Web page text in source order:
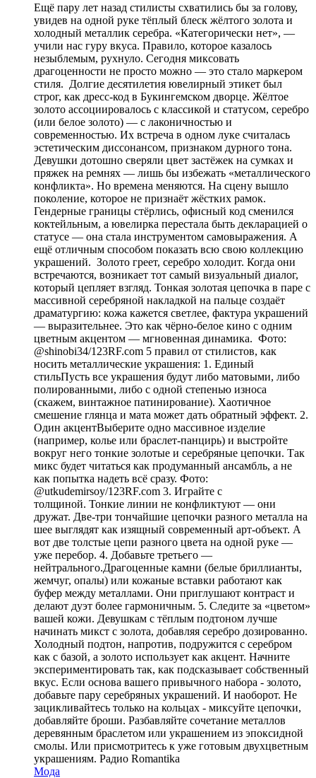
Ещё пару лет назад стилисты схватились бы за голову,
увидев на одной руке тёплый блеск жёлтого золота и
холодный металлик серебра. «Категорически нет», —
учили нас гуру вкуса. Правило, которое казалось
незыблемым, рухнуло. Сегодня миксовать
драгоценности не просто можно — это стало маркером
стиля. Долгие десятилетия ювелирный этикет был
строг, как дресс-код в Букингемском дворце. Жёлтое
золото ассоциировалось с классикой и статусом, серебро
(или белое золото) — с лаконичностью и
современностью. Их встреча в одном луке считалась
эстетическим диссонансом, признаком дурного тона.
Девушки дотошно сверяли цвет застёжек на сумках и
пряжек на ремнях — лишь бы избежать «металлического
конфликта». Но времена меняются. На сцену вышло
поколение, которое не признаёт жёстких рамок.
Гендерные границы стёрлись, офисный код сменился
коктейльным, а ювелирка перестала быть декларацией о
статусе — она стала инструментом самовыражения. А
ещё отличным способом показать всю свою коллекцию
украшений. Золото греет, серебро холодит. Когда они
встречаются, возникает тот самый визуальный диалог,
который цепляет взгляд. Тонкая золотая цепочка в паре с
массивной серебряной накладкой на пальце создаёт
драматургию: кожа кажется светлее, фактура украшений
— выразительнее. Это как чёрно-белое кино с одним
цветным акцентом — мгновенная динамика. Фото:
@shinobi34/123RF.com 5 правил от стилистов, как
носить металлические украшения: 1. Единый
стильПусть все украшения будут либо матовыми, либо
полированными, либо с одной степенью износа
(скажем, винтажное патинирование). Хаотичное
смешение глянца и мата может дать обратный эффект. 2.
Один акцентВыберите одно массивное изделие
(например, колье или браслет-панцирь) и выстройте
вокруг него тонкие золотые и серебряные цепочки. Так
микс будет читаться как продуманный ансамбль, а не
как попытка надеть всё сразу. Фото:
@utkudemirsoy/123RF.com 3. Играйте с
толщиной. Тонкие линии не конфликтуют — они
дружат. Две-три тончайшие цепочки разного металла на
шее выглядят как изящный современный арт-объект. А
вот две толстые цепи разного цвета на одной руке —
уже перебор. 4. Добавьте третьего —
нейтрального.Драгоценные камни (белые бриллианты,
жемчуг, опалы) или кожаные вставки работают как
буфер между металлами. Они приглушают контраст и
делают дуэт более гармоничным. 5. Следите за «цветом»
вашей кожи. Девушкам с тёплым подтоном лучше
начинать микст с золота, добавляя серебро дозированно.
Холодный подтон, напротив, подружится с серебром
как с базой, а золото использует как акцент. Начните
экспериментировать так, как подсказывает собственный
вкус. Если основа вашего привычного набора - золото,
добавьте пару серебряных украшений. И наоборот. Не
зацикливайтесь только на кольцах - миксуйте цепочки,
добавляйте броши. Разбавляйте сочетание металлов
деревянным браслетом или украшением из эпоксидной
смолы. Или присмотритесь к уже готовым двухцветным
украшениям. Радио Romantika
Мода